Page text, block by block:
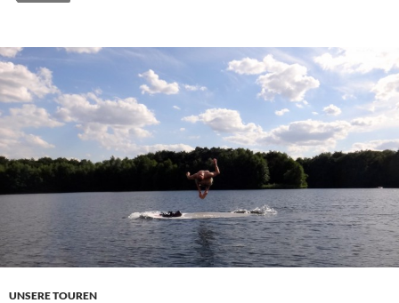
UNSERE TOUREN